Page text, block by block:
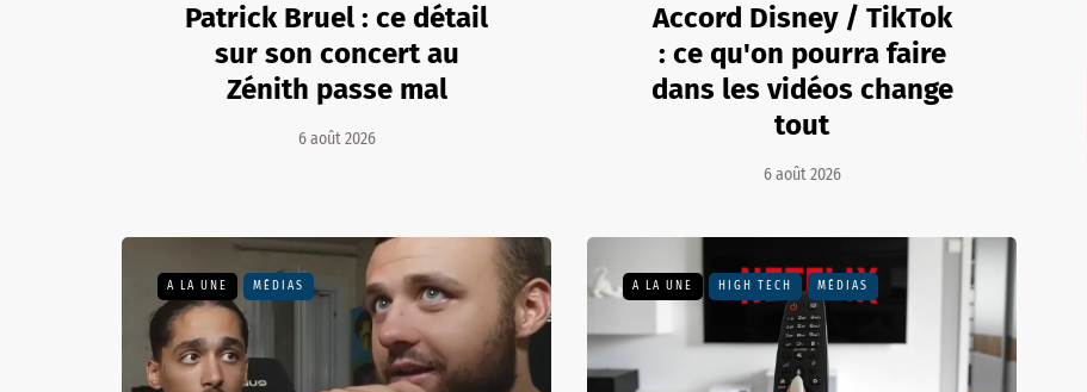
Patrick Bruel : ce détail
sur son concert au
Zénith passe mal
6 août 2026
Accord Disney / TikTok
: ce qu'on pourra faire
dans les vidéos change
tout
6 août 2026
A LA UNE MÉDIAS A LA UNE HIGH TECH MÉDIAS